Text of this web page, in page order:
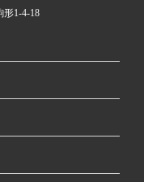
形1-4-18
新商品紹介
乗り物
経営理念